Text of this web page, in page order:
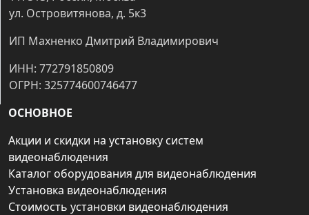
ул. Островитянова, д. 5к3
ИП Махненко Дмитрий Владимирович
ИНН: 772791850809
ОГРН: 325774600746477
ОСНОВНОЕ
Акции и скидки на установку систем
видеонаблюдения
Каталог оборудования для видеонаблюдения
Установка видеонаблюдения
Стоимость установки видеонаблюдения